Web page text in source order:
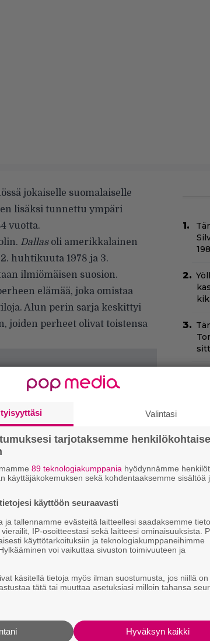
jokaiselle suomalaiselle
lisäksi tunnettu ympäri
vuotta.
Dallasoli amerikkalainen
huhtikuuta 1978 ja 3.
ilmiömäisen suosion.
elämää, joka omistaa
Alun perin sarja keskittyi
joiden perheet olivat toistensa
–
–
Valintasi
tarjotaksemme
89 teknologiakumppania hyödynnämme
käyttäjäkokemuksen sekä kohdentaaksemme sisältöä
käyttöön seuraavasti
ja tallennamme evästeitä laitteellesi saadaksemme
IP-osoitteestasi sekä laitteesi ominaisuuksista.
käyttötarkoituksiin ja teknologiakumppaneihimme
voi vaikuttaa sivuston toimivuuteen ja
käsitellä tietoja myös ilman suostumusta, jos niillä on
tätä tai muuttaa asetuksiasi milloin tahansa
Hyväksyn kaikki